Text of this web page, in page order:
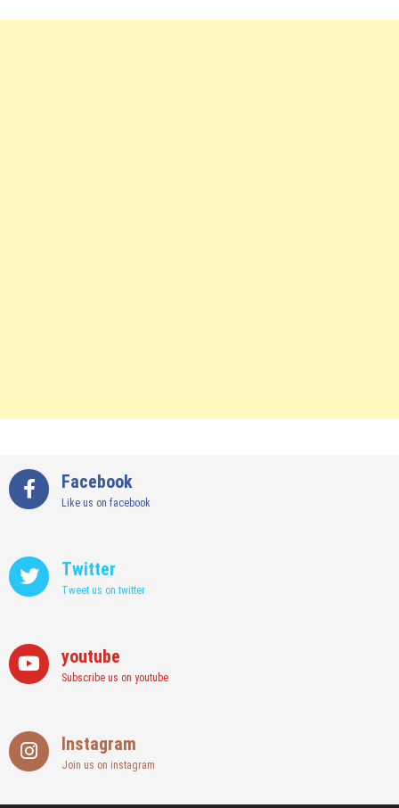
Facebook
Like us on facebook
Twitter
Tweet us on twitter
youtube
Subscribe us on youtube
Instagram
Join us on instagram